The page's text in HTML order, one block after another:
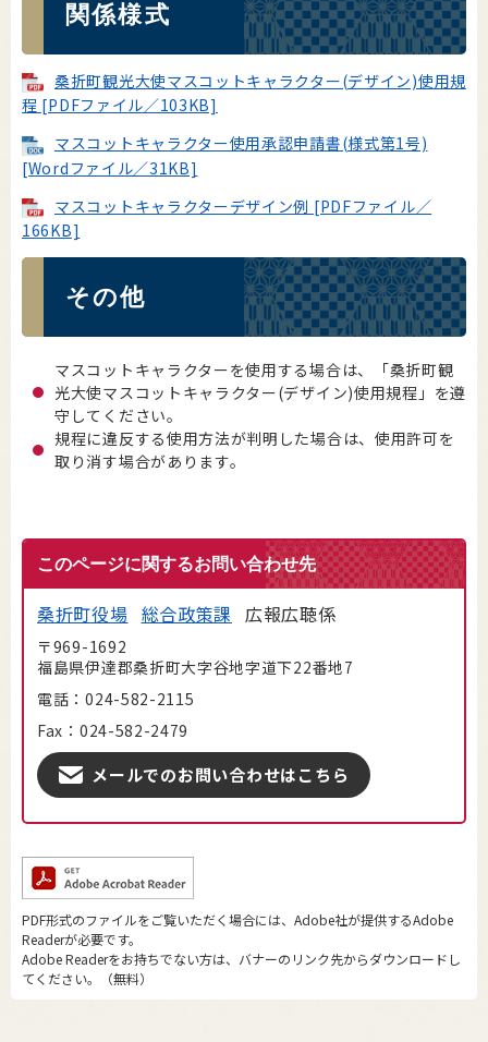
関係様式
桑折町観光大使マスコットキャラクター(デザイン)使用規
程 [PDFファイル／103KB]
マスコットキャラクター使用承認申請書(様式第1号)
[Wordファイル／31KB]
マスコットキャラクターデザイン例 [PDFファイル／
166KB]
その他
マスコットキャラクターを使用する場合は、「桑折町観
光大使マスコットキャラクター(デザイン)使用規程」を遵
守してください。
規程に違反する使用方法が判明した場合は、使用許可を
取り消す場合があります。
このページに関するお問い合わせ先
桑折町役場 総合政策課 広報広聴係
〒969-1692
福島県伊達郡桑折町大字谷地字道下22番地7
電話：024-582-2115
Fax：024-582-2479
メールでのお問い合わせはこちら
PDF形式のファイルをご覧いただく場合には、Adobe社が提供するAdobe
Readerが必要です。
Adobe Readerをお持ちでない方は、バナーのリンク先からダウンロードし
てください。（無料）